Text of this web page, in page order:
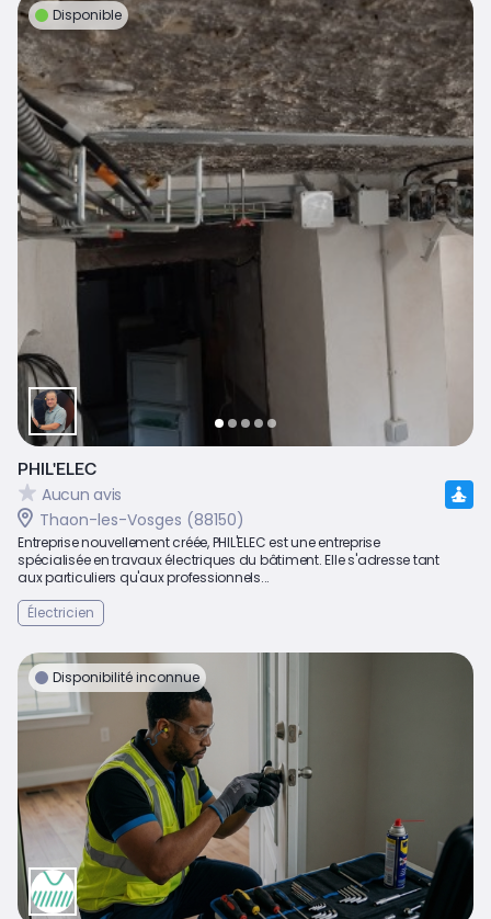
Disponible
PHIL'ELEC
Aucun avis
Thaon-les-Vosges (88150)
Entreprise nouvellement créée, PHIL'ELEC est une entreprise
spécialisée en travaux électriques du bâtiment. Elle s'adresse tant
aux particuliers qu'aux professionnels...
Électricien
Disponibilité inconnue